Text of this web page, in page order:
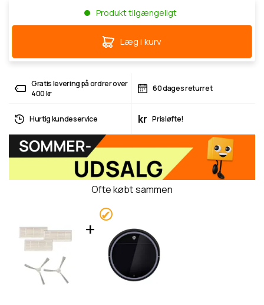
Produkt tilgængeligt
Læg i kurv
Gratis levering på ordrer over
400 kr
60 dages returret
Hurtig kundeservice kr Prisløfte!
Ofte købt sammen